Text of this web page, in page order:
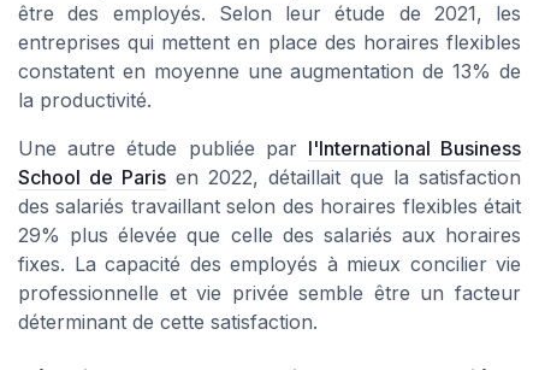
être des employés. Selon leur étude de 2021, les
entreprises qui mettent en place des horaires flexibles
constatent en moyenne une augmentation de 13% de
la productivité.
Une autre étude publiée par l'International Business
School de Paris en 2022, détaillait que la satisfaction
des salariés travaillant selon des horaires flexibles était
29% plus élevée que celle des salariés aux horaires
fixes. La capacité des employés à mieux concilier vie
professionnelle et vie privée semble être un facteur
déterminant de cette satisfaction.